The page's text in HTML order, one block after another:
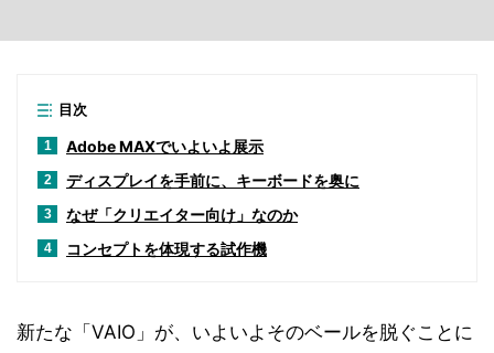
目次
1 Adobe MAXでいよいよ展示
2 ディスプレイを手前に、キーボードを奥に
3 なぜ「クリエイター向け」なのか
4 コンセプトを体現する試作機
新たな「VAIO」が、いよいよそのベールを脱ぐことに